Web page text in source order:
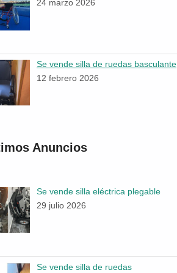
24 marzo 2026
Se vende silla de ruedas basculante
12 febrero 2026
Anuncios
Se vende silla eléctrica plegable
29 julio 2026
Se vende silla de ruedas